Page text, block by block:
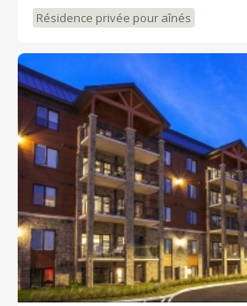
Résidence privée pour aînés